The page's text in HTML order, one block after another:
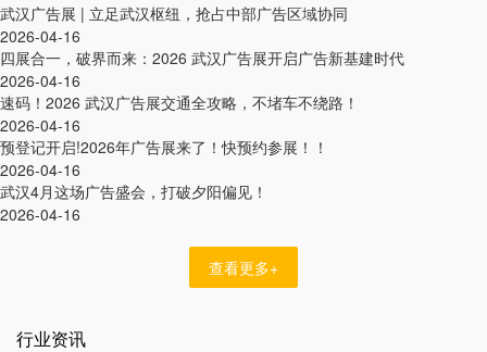
武汉广告展 | 立足武汉枢纽，抢占中部广告区域协同
2026-04-16
四展合一，破界而来：2026 武汉广告展开启广告新基建时代
2026-04-16
速码！2026 武汉广告展交通全攻略，不堵车不绕路！
2026-04-16
预登记开启!2026年广告展来了！快预约参展！！
2026-04-16
武汉4月这场广告盛会，打破夕阳偏见！
2026-04-16
查看更多+
行业资讯